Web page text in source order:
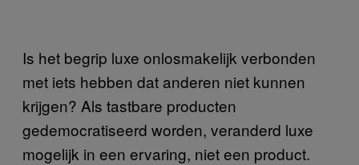
Is het begrip luxe onlosmakelijk verbonden
met iets hebben dat anderen niet kunnen
krijgen? Als tastbare producten
gedemocratiseerd worden, veranderd luxe
mogelijk in een ervaring, niet een product.